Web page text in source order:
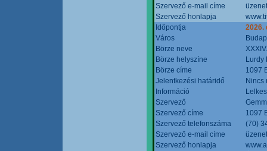
Szervező e-mail címe
Szervező honlapja
Időpontja
2026.
Város
Börze neve
Börze helyszíne
Lurdy
Börze címe
1097
Jelentkezési határidő
Nincs
Információ
Szervező
Szervező címe
1097
Szervező telefonszáma
(70)
Szervező e-mail címe
Szervező honlapja